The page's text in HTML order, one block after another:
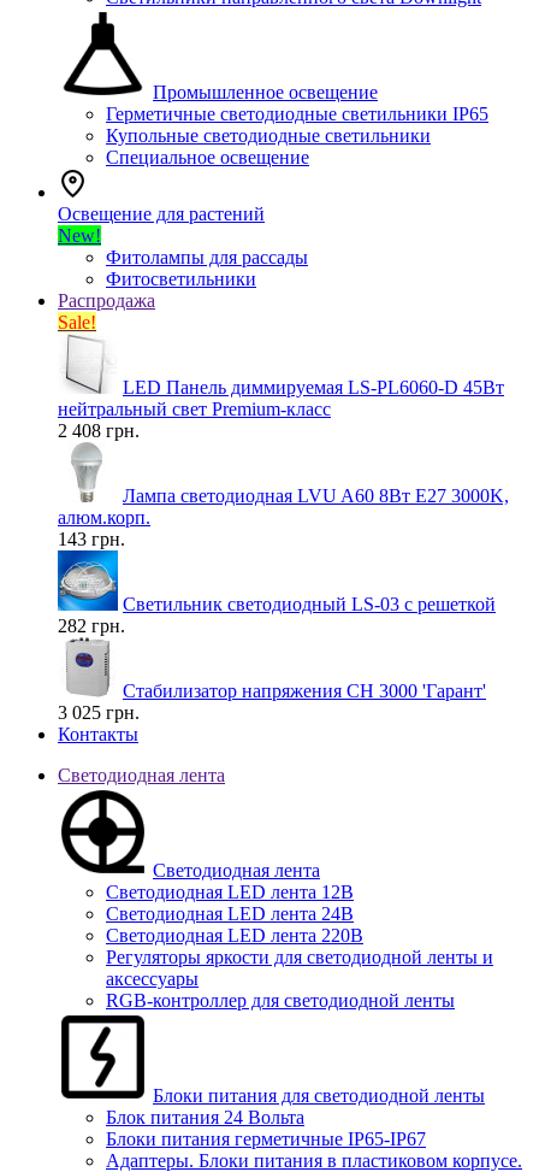
Промышленное освещение
Герметичные светодиодные светильники IP65
Купольные светодиодные светильники
Специальное освещение
Освещение для растений
New!
Фитолампы для рассады
Фитосветильники
Распродажа
Sale!
LED Панель диммируемая LS-PL6060-D 45Вт
нейтральный свет Premium-класс
2 408 грн.
Лампа светодиодная LVU A60 8Вт E27 3000K,
алюм.корп.
143 грн.
Светильник светодиодный LS-03 с решеткой
282 грн.
Стабилизатор напряжения СН 3000 'Гарант'
3 025 грн.
Контакты
Светодиодная лента
Светодиодная лента
Светодиодная LED лента 12В
Светодиодная LED лента 24В
Светодиодная LED лента 220В
Регуляторы яркости для светодиодной ленты и
аксессуары
RGB-контроллер для светодиодной ленты
Блоки питания для светодиодной ленты
Блок питания 24 Вольта
Блоки питания герметичные IP65-IP67
Адаптеры. Блоки питания в пластиковом корпусе.